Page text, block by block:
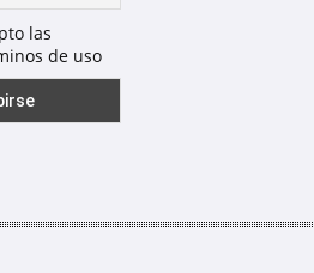
las
de uso